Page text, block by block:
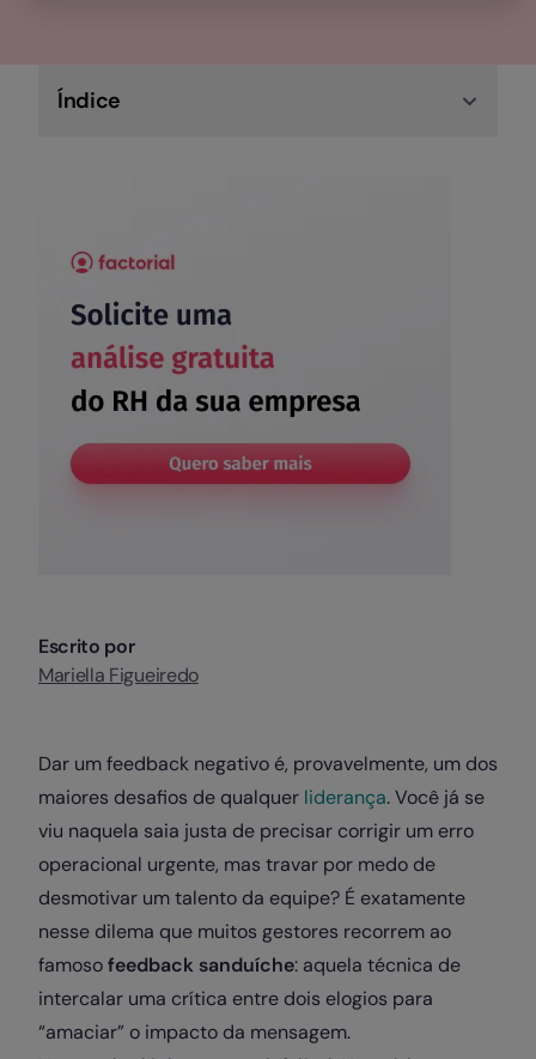
Índice
Escrito por
Mariella Figueiredo
Dar um feedback negativo é, provavelmente, um dos
maiores desafios de qualquer liderança. Você já se
viu naquela saia justa de precisar corrigir um erro
operacional urgente, mas travar por medo de
desmotivar um talento da equipe? É exatamente
nesse dilema que muitos gestores recorrem ao
famosofeedback sanduíche: aquela técnica de
intercalar uma crítica entre dois elogios para
“amaciar” o impacto da mensagem.